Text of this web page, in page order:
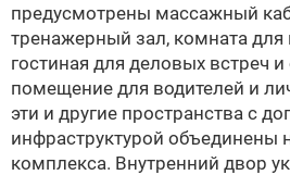
предусмотрены массажный
тренажерный зал, комната для
гостиная для деловых встреч и
помещение для водителей и
эти и другие пространства с
инфраструктурой объединены
комплекса. Внутренний двор